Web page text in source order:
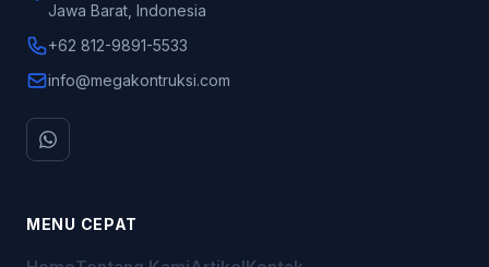
Jawa Barat, Indonesia
+62 812-9891-5533
info@megakontruksi.com
MENU CEPAT